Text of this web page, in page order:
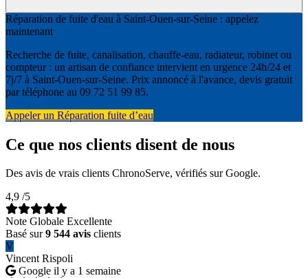
Réparation de fuite d'eau à Saint-Ouen-sur-Seine : appelez
maintenant
Recherche de fuite, canalisation, chauffe-eau, radiateur, robinet ou
compteur : un artisan de confiance intervient en urgence 24h/24 et
7j/7 à Saint-Ouen-sur-Seine. Prix annoncé à l'avance, devis gratuit
par téléphone au 09 72 51 99 85.
Appeler un Réparation fuite d’eau
Ce que nos clients disent de nous
Des avis de vrais clients ChronoServe, vérifiés sur Google.
4,9 /5
Note Globale Excellente
Basé sur9 544 avis clients
V
Vincent Rispoli
Google il y a 1 semaine